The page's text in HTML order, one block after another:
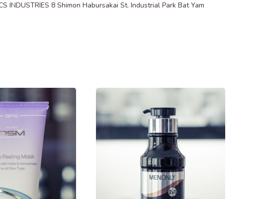
INDUSTRIES 8 Shimon Habursakai St. Industrial Park Bat Yam